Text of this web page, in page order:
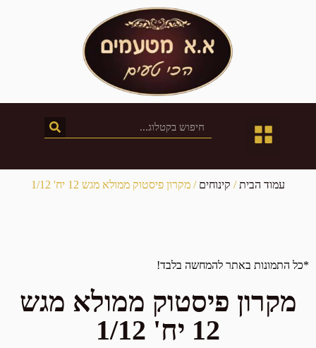
עמוד הבית/ קינוחים / מקרון פיסטוק ממולא מגש 12 יח' 1/12
*כל התמונות באתר להמחשה בלבד!
מקרון פיסטוק ממולא מגש
12 יח' 1/12